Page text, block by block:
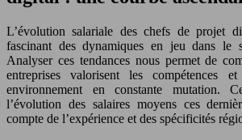
L’évolution salariale des chefs de projet
fascinant des dynamiques en jeu dans le
Analyser ces tendances nous permet de
entreprises valorisent les compétences
environnement en constante mutation.
l’évolution des salaires moyens ces
compte de l’expérience et des spécificités